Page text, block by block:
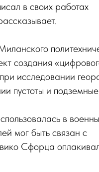
в своих работах
создания
исследовании
пустоты и
в
мог быть связан с
Сфорца